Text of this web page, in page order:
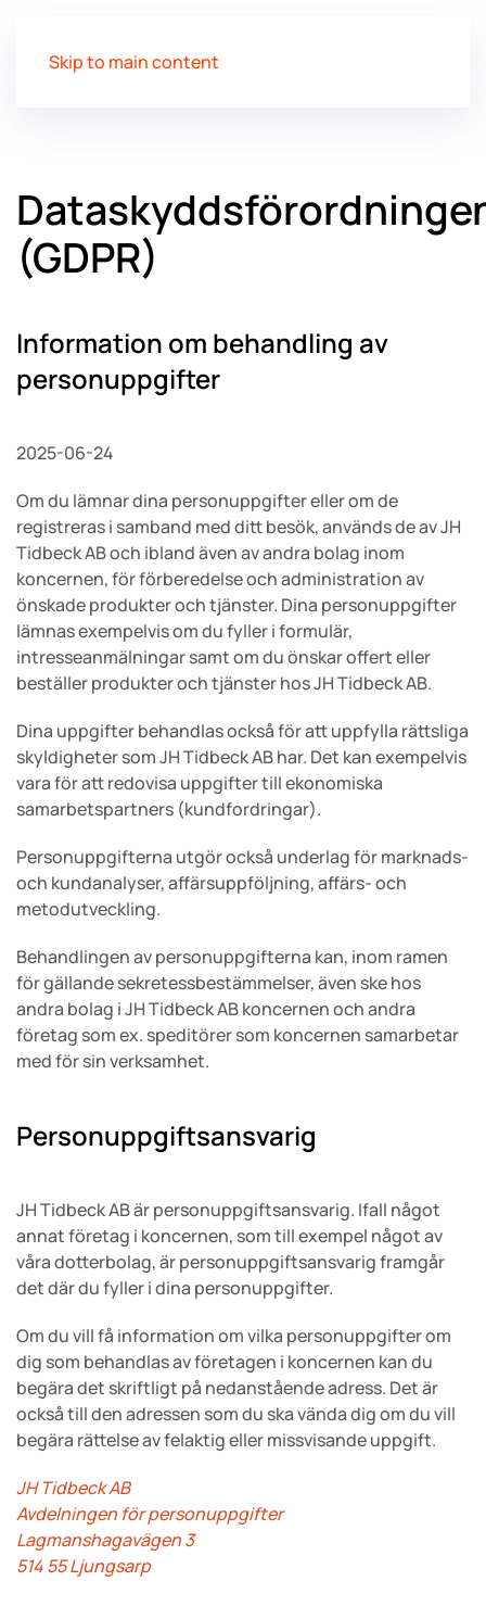
Skip to main content
(GDPR)
Information om behandling av
personuppgifter
2025-06-24
Om du lämnar dina personuppgifter eller om de
registreras i samband med ditt besök, används de av JH
Tidbeck AB och ibland även av andra bolag inom
koncernen, för förberedelse och administration av
önskade produkter och tjänster. Dina personuppgifter
lämnas exempelvis om du fyller i formulär,
intresseanmälningar samt om du önskar offert eller
beställer produkter och tjänster hos JH Tidbeck AB.
Dina uppgifter behandlas också för att uppfylla rättsliga
skyldigheter som JH Tidbeck AB har. Det kan exempelvis
vara för att redovisa uppgifter till ekonomiska
samarbetspartners (kundfordringar).
Personuppgifterna utgör också underlag för marknads-
och kundanalyser, affärsuppföljning, affärs- och
metodutveckling.
Behandlingen av personuppgifterna kan, inom ramen
för gällande sekretessbestämmelser, även ske hos
andra bolag i JH Tidbeck AB koncernen och andra
företag som ex. speditörer som koncernen samarbetar
med för sin verksamhet.
Personuppgiftsansvarig
JH Tidbeck AB är personuppgiftsansvarig. Ifall något
annat företag i koncernen, som till exempel något av
våra dotterbolag, är personuppgiftsansvarig framgår
det där du fyller i dina personuppgifter.
Om du vill få information om vilka personuppgifter om
dig som behandlas av företagen i koncernen kan du
begära det skriftligt på nedanstående adress. Det är
också till den adressen som du ska vända dig om du vill
begära rättelse av felaktig eller missvisande uppgift.
JH Tidbeck AB
Avdelningen för personuppgifter
Lagmanshagavägen 3
514 55 Ljungsarp